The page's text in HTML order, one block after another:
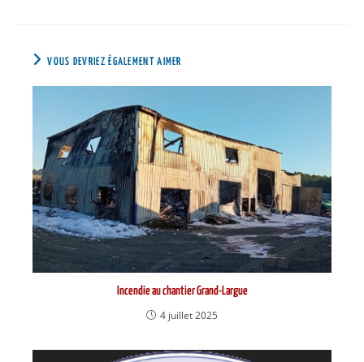
VOUS DEVRIEZ ÉGALEMENT AIMER
Incendie au chantier Grand-Largue
4 juillet 2025